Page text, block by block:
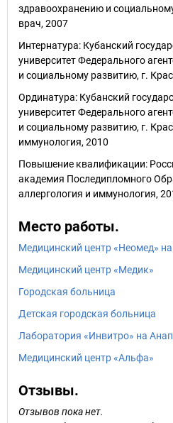
здравоохранению и
врач, 2007
Интернатура: Кубанский
университет Федерального
и социальному развитию, г.
Ординатура: Кубанский
университет Федерального
и социальному развитию, г.
иммунология, 2010
Повышение квалификации:
академия Последипломного
аллергология и иммунология,
Место работы.
Медицинский центр «Неомед»
Медицинский центр «Медик»
Городская больница
Детская городская больница
Лаборатория «Инвитро» на
Медицинский центр «Альфа»
Отзывы.
Отзывов пока нет.